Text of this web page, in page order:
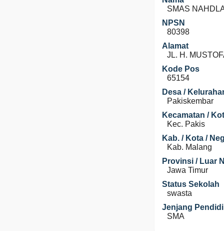
SMAS
NPSN
80398
Alamat
JL. H.
Kode Pos
65154
Desa /
Pakiskembar
Kecamatan /
Kec. Pakis
Kab. / Kota /
Kab. Malang
Provinsi / Luar
Jawa Timur
Status Sekolah
swasta
Jenjang
SMA